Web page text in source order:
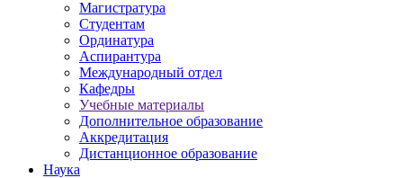
Магистратура
Студентам
Ординатура
Аспирантура
Международный отдел
Кафедры
Учебные материалы
Дополнительное образование
Аккредитация
Дистанционное образование
Наука